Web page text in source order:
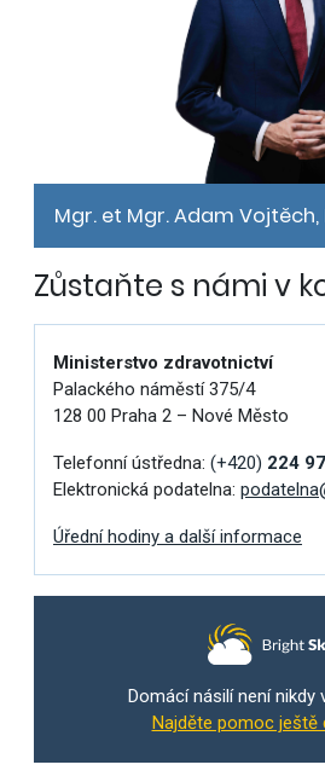
Mgr. et Mgr. Adam Vojtěch,
Zůstaňte s námi v
Ministerstvo zdravotnictví
Palackého náměstí 375/4
128 00 Praha 2 – Nové Město
Telefonní ústředna: (+420) 224
Elektronická podatelna:
Úřední hodiny a další informace
Domácí násilí není nikdy
Najděte pomoc ještě